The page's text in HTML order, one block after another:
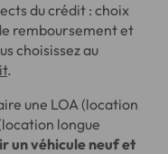
du crédit : choix
remboursement et
choisissez au
.
une LOA (location
longue
un véhicule neuf et